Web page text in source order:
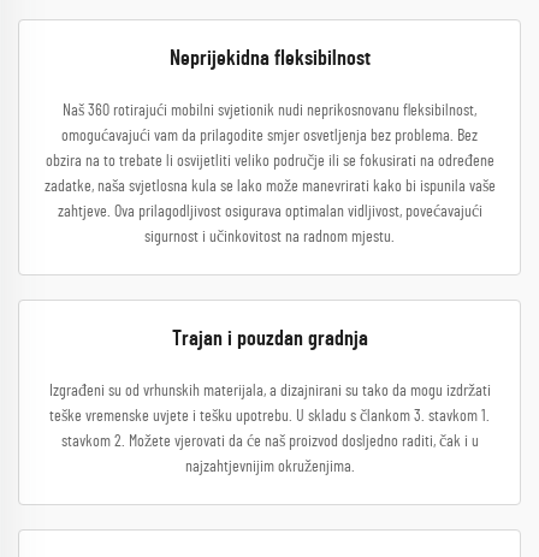
Neprijekidna fleksibilnost
Naš 360 rotirajući mobilni svjetionik nudi neprikosnovanu fleksibilnost,
omogućavajući vam da prilagodite smjer osvetljenja bez problema. Bez
obzira na to trebate li osvijetliti veliko područje ili se fokusirati na određene
zadatke, naša svjetlosna kula se lako može manevrirati kako bi ispunila vaše
zahtjeve. Ova prilagodljivost osigurava optimalan vidljivost, povećavajući
sigurnost i učinkovitost na radnom mjestu.
Trajan i pouzdan gradnja
Izgrađeni su od vrhunskih materijala, a dizajnirani su tako da mogu izdržati
teške vremenske uvjete i tešku upotrebu. U skladu s člankom 3. stavkom 1.
stavkom 2. Možete vjerovati da će naš proizvod dosljedno raditi, čak i u
najzahtjevnijim okruženjima.